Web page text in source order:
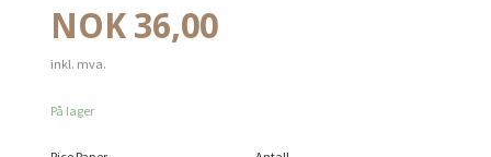
Pris
NOK 36,00
inkl. mva.
På lager